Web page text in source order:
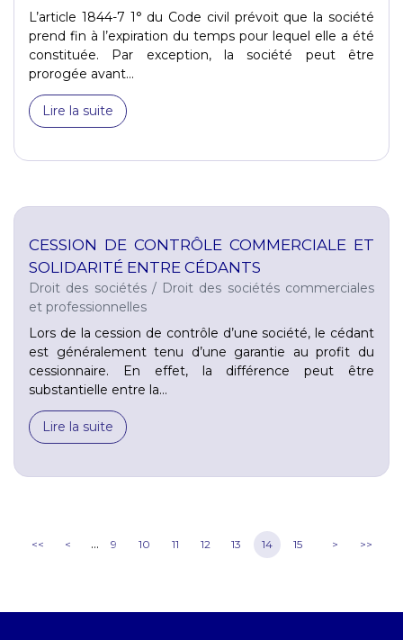
L’article 1844-7 1° du Code civil prévoit que la société
prend fin à l’expiration du temps pour lequel elle a été
constituée. Par exception, la société peut être
prorogée avant...
Lire la suite
CESSION DE CONTRÔLE COMMERCIALE ET
SOLIDARITÉ ENTRE CÉDANTS
Droit des sociétés/ Droit des sociétés commerciales
et professionnelles
Lors de la cession de contrôle d’une société, le cédant
est généralement tenu d’une garantie au profit du
cessionnaire. En effet, la différence peut être
substantielle entre la...
Lire la suite
<< < ... 9 10 11 12 13 14 15 > >>